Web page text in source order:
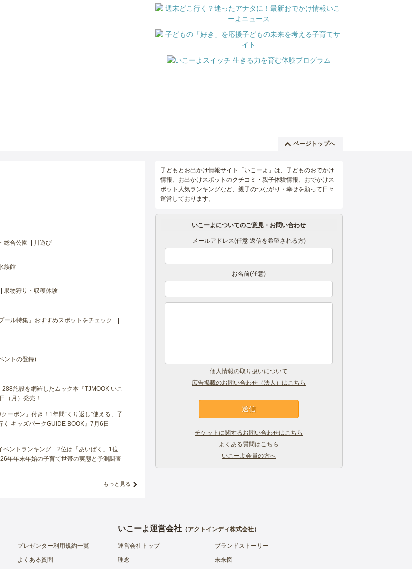
ページトップへ
総合公園 川遊び
族館
果物狩り・収穫体験
ール特集」おすすめスポットをチェック
ントの登録)
施設を網羅したムック本『TJMOOK いこ
（月）発売！
ーポン」付き！1年間“くり返し”使える、子
キッズパークGUIDE BOOK』7月6日
ベントランキング 2位は「あいぱく」1位
年年末年始の子育て世帯の実態と予測調査
もっと見る
子どもとお出かけ情報サイト「いこーよ」は、子どものおでかけ
情報、お出かけスポットのクチコミ・親子体験情報、おでかけス
ポット人気ランキングなど、親子のつながり・幸せを願って日々
運営しております。
いこーよについてのご意見・お問い合わせ
メールアドレス(任意 返信を希望される方)
お名前(任意)
個人情報の取り扱いについて
広告掲載のお問い合わせ（法人）はこちら
チケットに関するお問い合わせはこちら
よくある質問はこちら
いこーよ会員の方へ
プレゼンター利用規約一覧
よくある質問
いこーよ運営会社（アクトインディ株式会社）
運営会社トップ
ブランドストーリー
理念
未来図